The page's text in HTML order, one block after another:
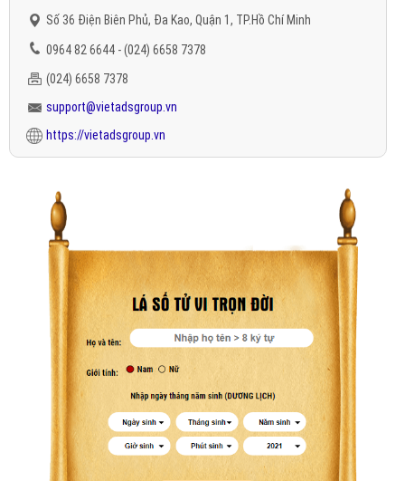
Số 36 Điện Biên Phủ, Đa Kao, Quận 1, TP.Hồ Chí Minh
0964 82 6644 - (024) 6658 7378
(024) 6658 7378
support@vietadsgroup.vn
https://vietadsgroup.vn